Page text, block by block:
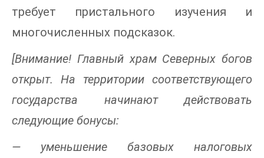
требует пристального изучения и
многочисленных подсказок.
[Внимание! Главный храм Северных богов
открыт. На территории соответствующего
государства начинают действовать
следующие бонусы:
— уменьшение базовых налоговых